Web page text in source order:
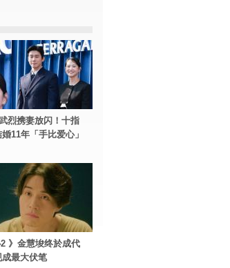
烈携妻放闪！十指
11年「手比爱心」
》金慧埈终於成代
最大伏笔